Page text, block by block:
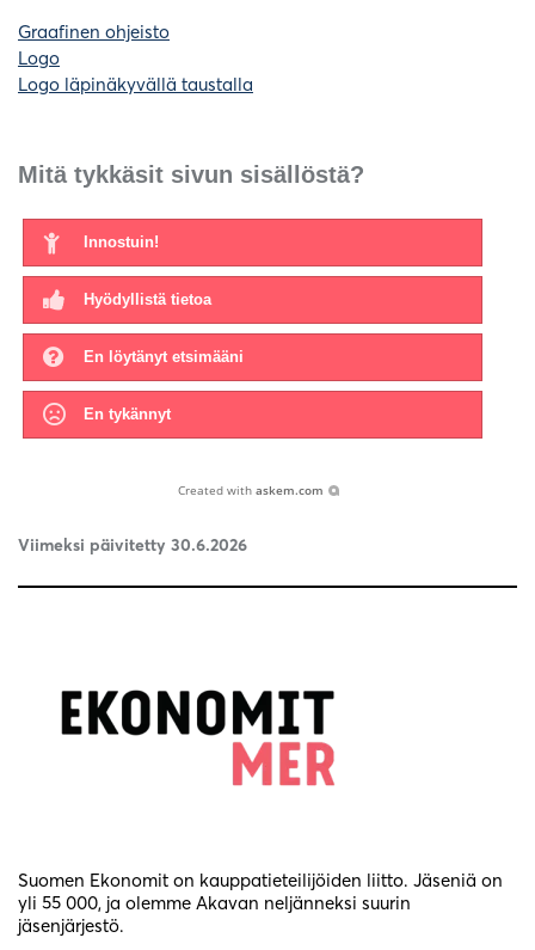
Graafinen ohjeisto
Logo
Logo läpinäkyvällä taustalla
Mitä tykkäsit sivun sisällöstä?
Innostuin!
Hyödyllistä tietoa
En löytänyt etsimääni
En tykännyt
Created with askem.com
Viimeksi päivitetty 30.6.2026
Suomen Ekonomit on kauppatieteilijöiden liitto. Jäseniä on
yli 55 000, ja olemme Akavan neljänneksi suurin
jäsenjärjestö.